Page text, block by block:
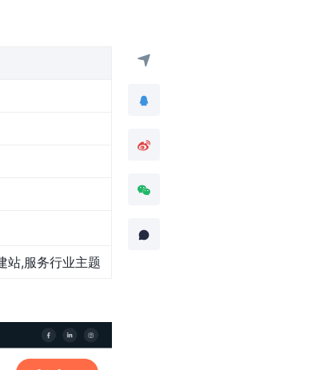
站,服务行业主题